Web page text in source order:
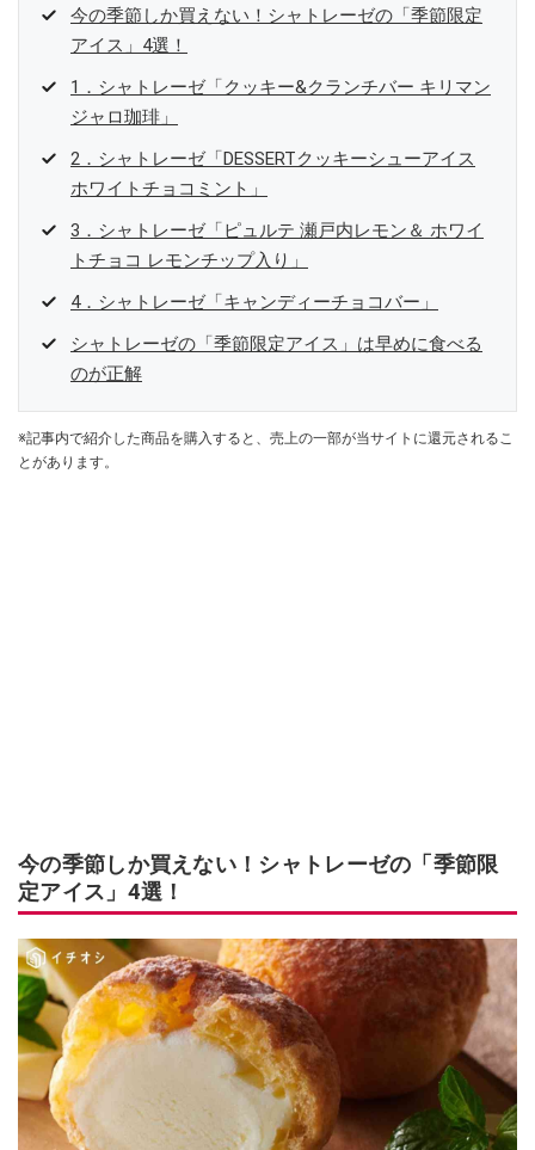
今の季節しか買えない！シャトレーゼの「季節限定
アイス」4選！
1．シャトレーゼ「クッキー&クランチバー キリマン
ジャロ珈琲」
2．シャトレーゼ「DESSERTクッキーシューアイス
ホワイトチョコミント」
3．シャトレーゼ「ピュルテ 瀬戸内レモン＆ ホワイ
トチョコ レモンチップ入り」
4．シャトレーゼ「キャンディーチョコバー」
シャトレーゼの「季節限定アイス」は早めに食べる
のが正解
※記事内で紹介した商品を購入すると、売上の一部が当サイトに還元されるこ
とがあります。
今の季節しか買えない！シャトレーゼの「季節限
定アイス」4選！